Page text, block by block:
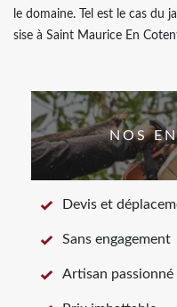
le domaine. Tel est le cas du
sise à Saint Maurice En
NOS
Devis et
Sans engagement
Artisan passionné